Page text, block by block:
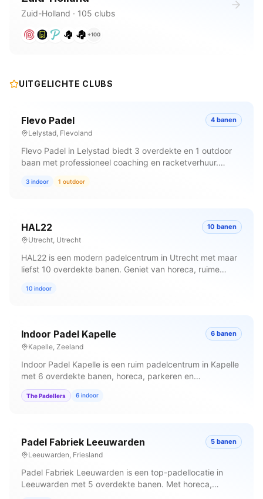
Zuid-Holland · 105 clubs
+100
UITGELICHTE CLUBS
Flevo Padel
Lelystad, Flevoland
4 banen
Flevo Padel in Lelystad biedt 3 overdekte en 1 outdoor
baan met professioneel coaching en racketverhuur.
ervaren trainers. Reserveer je baan vandaag.
3 indoor 1 outdoor
HAL22
Utrecht, Utrecht
10 banen
HAL22 is een modern padelcentrum in Utrecht met maar
liefst 10 overdekte banen. Geniet van horeca, ruime
coaching in een topfaciliteit. Boek direct online.
10 indoor
Indoor Padel Kapelle
Kapelle, Zeeland
6 banen
Indoor Padel Kapelle is een ruim padelcentrum in Kapelle
met 6 overdekte banen, horeca, parkeren en
kleedkamers. Ideaal voor een gezellig dagje padel met
vrienden. Reserveer je speeltijd online.
The Padellers 6 indoor
Padel Fabriek Leeuwarden
Leeuwarden, Friesland
5 banen
Padel Fabriek Leeuwarden is een top-padellocatie in
Leeuwarden met 5 overdekte banen. Met horeca,